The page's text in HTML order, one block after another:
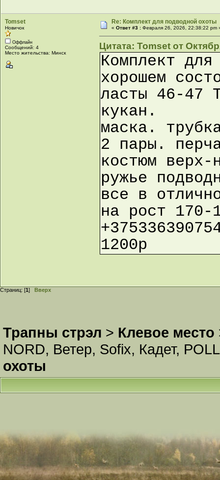
Tomset
Новичок
Оффлайн
Сообщений: 4
Место жительства: Минск
Re: Комплект для подводной охоты
«Ответ #3 : Февраля 26, 2026, 22:38:22 pm
Цитата: Tomset от
Комплект
хорошем
ласты 46-47
кукан.
маска.
2 пары.
костюм
ружье
все в
на рост 170-
1200р
Страниц: [1] Вверх
Трапны стрэл > Клевое место
NORD, Ветер, Sofix, Кадет, POLL
охоты